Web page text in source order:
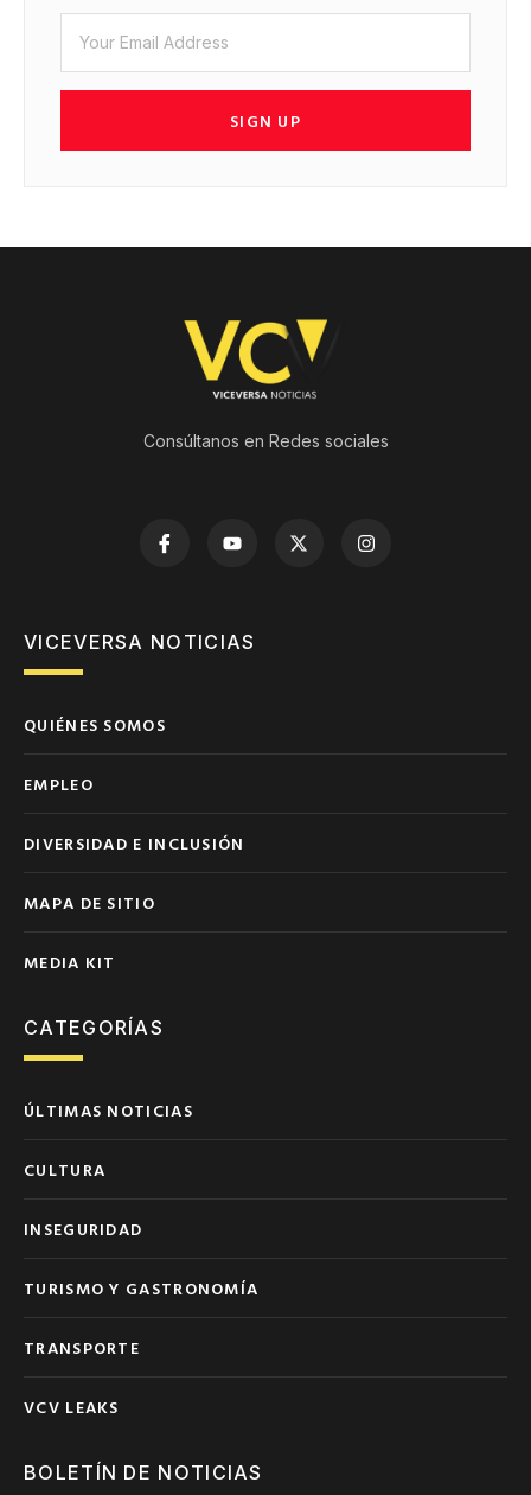
SIGN UP
Consúltanos en Redes sociales
VICEVERSA NOTICIAS
QUIÉNES SOMOS
EMPLEO
DIVERSIDAD E INCLUSIÓN
MAPA DE SITIO
MEDIA KIT
CATEGORÍAS
ÚLTIMAS NOTICIAS
CULTURA
INSEGURIDAD
TURISMO Y GASTRONOMÍA
TRANSPORTE
VCV LEAKS
BOLETÍN DE NOTICIAS